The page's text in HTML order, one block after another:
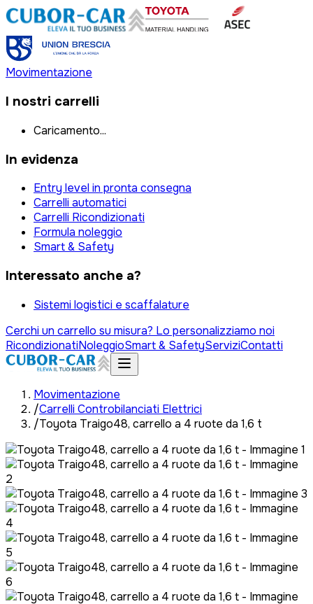
Movimentazione
I nostri carrelli
Caricamento...
In evidenza
Entry level in pronta consegna
Carrelli automatici
Carrelli Ricondizionati
Formula noleggio
Smart & Safety
Interessato anche a?
Sistemi logistici e scaffalature
Cerchi un carrello su misura? Lo personalizziamo noi
RicondizionatiNoleggioSmart & SafetyServiziContatti
Movimentazione
/Carrelli Controbilanciati Elettrici
/Toyota Traigo48, carrello a 4 ruote da 1,6 t